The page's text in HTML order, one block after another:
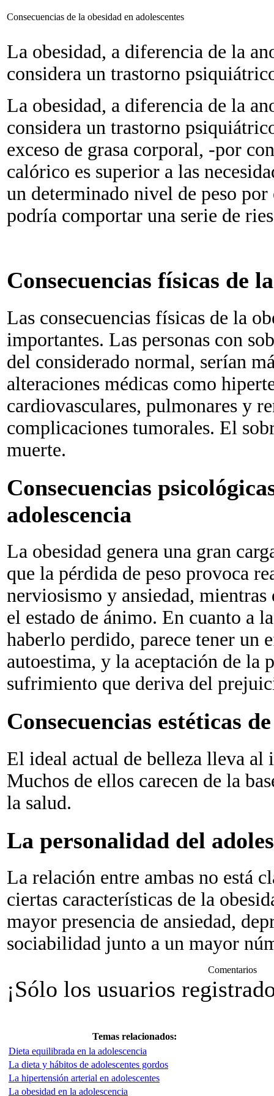
Consecuencias de la obesidad en adolescentes
La obesidad, a diferencia de la
considera un trastorno
La obesidad, a diferencia de la
considera un trastorno
exceso de grasa corporal, -por
calórico es superior a las
un determinado nivel de peso
podría comportar una serie de
Consecuencias físicas de
Las consecuencias físicas de la
importantes. Las personas con
del considerado normal, serían
alteraciones médicas como
cardiovasculares, pulmonares y
complicaciones tumorales. El
muerte.
Consecuencias
adolescencia
La obesidad genera una gran
que la pérdida de peso provoca
nerviosismo y ansiedad,
el estado de ánimo. En cuanto a
haberlo perdido, parece tener un
autoestima, y la aceptación de la
sufrimiento que deriva del
Consecuencias estéticas
El ideal actual de belleza lleva al
Muchos de ellos carecen de la
la salud.
La personalidad del
La relación entre ambas no está
ciertas características de la
mayor presencia de ansiedad,
sociabilidad junto a un mayor
Comentarios
¡Sólo los usuarios
Temas relacionados:
Dieta equilibrada en la adolescencia
La dieta y hábitos de adolescentes gordos
La hipertensión arterial en adolescentes
La obesidad en la adolescencia